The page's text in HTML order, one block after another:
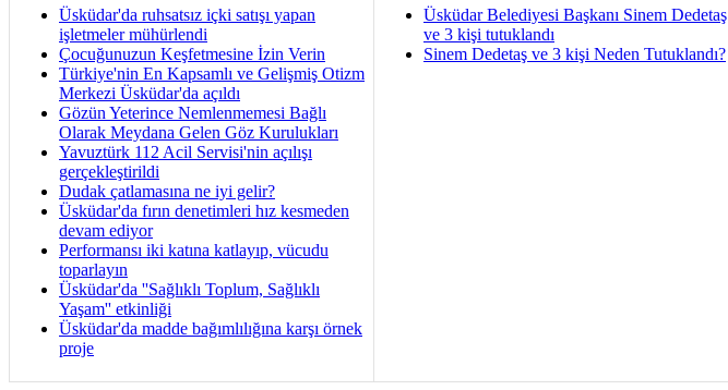
Üsküdar'da ruhsatsız içki satışı yapan
işletmeler mühürlendi
Çocuğunuzun Keşfetmesine İzin Verin
Türkiye'nin En Kapsamlı ve Gelişmiş Otizm
Merkezi Üsküdar'da açıldı
Gözün Yeterince Nemlenmemesi Bağlı
Olarak Meydana Gelen Göz Kurulukları
Yavuztürk 112 Acil Servisi'nin açılışı
gerçekleştirildi
Dudak çatlamasına ne iyi gelir?
Üsküdar'da fırın denetimleri hız kesmeden
devam ediyor
Performansı iki katına katlayıp, vücudu
toparlayın
Üsküdar'da ''Sağlıklı Toplum, Sağlıklı
Yaşam'' etkinliği
Üsküdar'da madde bağımlılığına karşı örnek
proje
Üsküdar Belediyesi Başkanı Sinem Dedetaş
ve 3 kişi tutuklandı
Sinem Dedetaş ve 3 kişi Neden Tutuklandı?